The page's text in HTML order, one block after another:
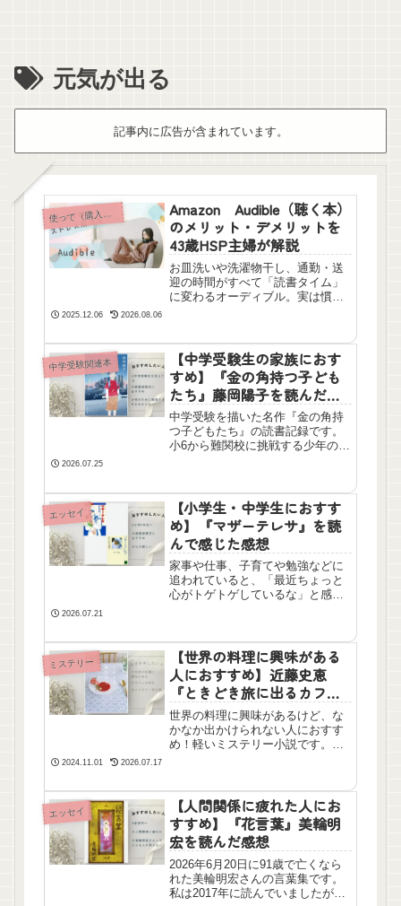
元気が出る
記事内に広告が含まれています。
使って（購入して）よかった本以外のおすすめ
Amazon Audible（聴く本）
のメリット・デメリットを
43歳HSP主婦が解説
お皿洗いや洗濯物干し、通勤・送
迎の時間がすべて「読書タイム」
に変わるオーディブル。実は慣れ
ば両手が使えない中でも本が読め
るというとてもコスパの良い読書
です。私の勝手な感想を述べまし
た。
2025.12.06 2026.08.06
中学受験関連本
【中学受験生の家族におす
すめ】『金の角持つ子ども
たち』藤岡陽子を読んだ感
想
中学受験を描いた名作『金の角持
つ子どもたち』の読書記録です。
小6から難関校に挑戦する少年の姿
親御さん必見の感動の一冊です。
2026.07.25
エッセイ
【小学生・中学生におすす
め】『マザーテレサ』を読
んで感じた感想
家事や仕事、子育てや勉強などに
追われていると、「最近ちょっと
心がトゲトゲしているな」と感じ
しい一冊です。読んだ後、いつも
の風景が少しだけ温かく見えてく
るはずですよ。
2026.07.21
ミステリー
【世界の料理に興味がある
人におすすめ】近藤史恵
『ときどき旅に出るカフ
ェ』を読んだ感想
世界の料理に興味があるけど、な
かなか出かけられない人におすす
め！軽いミステリー小説です。表
2024.11.01 2026.07.17
エッセイ
【人間関係に疲れた人にお
すすめ】『花言葉』美輪明
宏を読んだ感想
2026年6月20日に91歳で亡くなら
れた美輪明宏さんの言葉集です。
私は2017年に読んでいましたが、